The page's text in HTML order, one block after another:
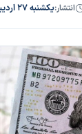
انتشار:یکشنبه ۲۷ اردیبهشت ۱۴۰۵، ساعت ۱۱:۱۹